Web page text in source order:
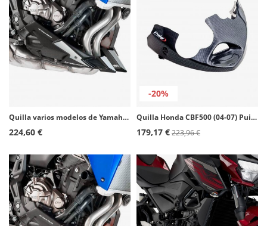
Quilla varios modelos de Yamaha Puig Símil carbono 7022C
224,60 €
-20%
Quilla Honda CBF500 (04-07) Puig Símil carbono 4000C
179,17 €223,96 €